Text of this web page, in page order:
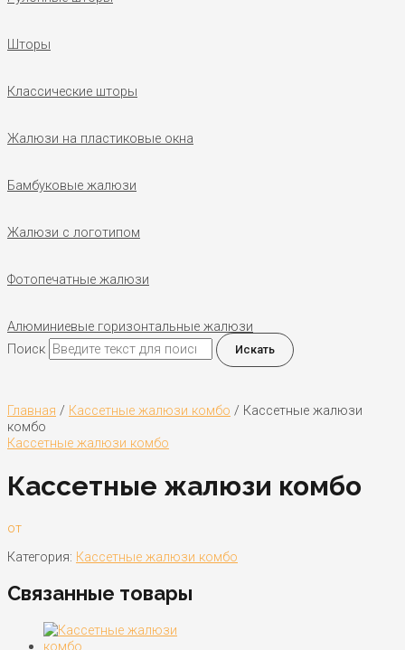
Шторы
Классические шторы
Жалюзи на пластиковые окна
Бамбуковые жалюзи
Жалюзи с логотипом
Фотопечатные жалюзи
Алюминиевые горизонтальные жалюзи
Поиск
Искать
Главная / Кассетные жалюзи комбо / Кассетные жалюзи
комбо
Кассетные жалюзи комбо
Кассетные жалюзи комбо
от
Категория: Кассетные жалюзи комбо
Связанные товары